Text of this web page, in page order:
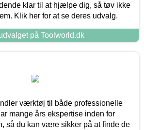
klar til at hjælpe dig, så tøv ikke
Klik her for at se deres udvalg.
på Toolworld.dk
værktøj til både professionelle
mange års ekspertise inden for
så du kan være sikker på at finde de